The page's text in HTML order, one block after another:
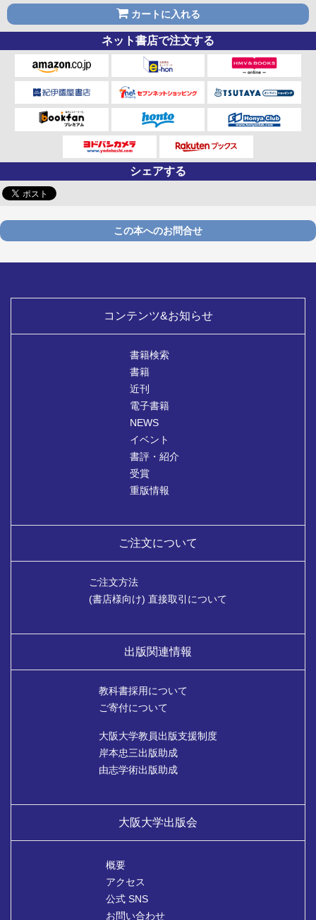
カートに入れる
ネット書店で注文する
シェアする
この本へのお問合せ
コンテンツ&お知らせ
書籍検索
書籍
近刊
電子書籍
NEWS
イベント
書評・紹介
受賞
重版情報
ご注文について
ご注文方法
(書店様向け) 直接取引について
出版関連情報
教科書採用について
ご寄付について
大阪大学教員出版支援制度
岸本忠三出版助成
由志学術出版助成
大阪大学出版会
概要
アクセス
公式 SNS
お問い合わせ